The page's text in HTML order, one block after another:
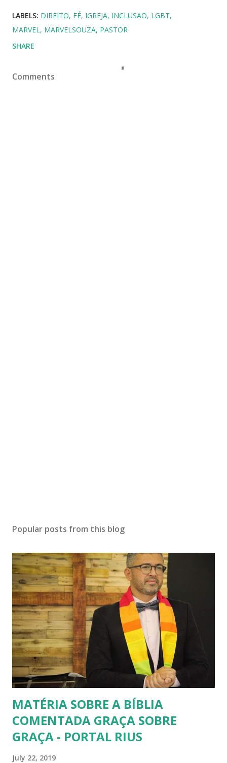
LABELS: DIREITO FÉ IGREJA INCLUSAO LGBT
MARVEL MARVELSOUZA PASTOR
SHARE
Comments
Popular posts from this blog
MATÉRIA SOBRE A BÍBLIA
COMENTADA GRAÇA SOBRE
GRAÇA - PORTAL RIUS
July 22, 2019